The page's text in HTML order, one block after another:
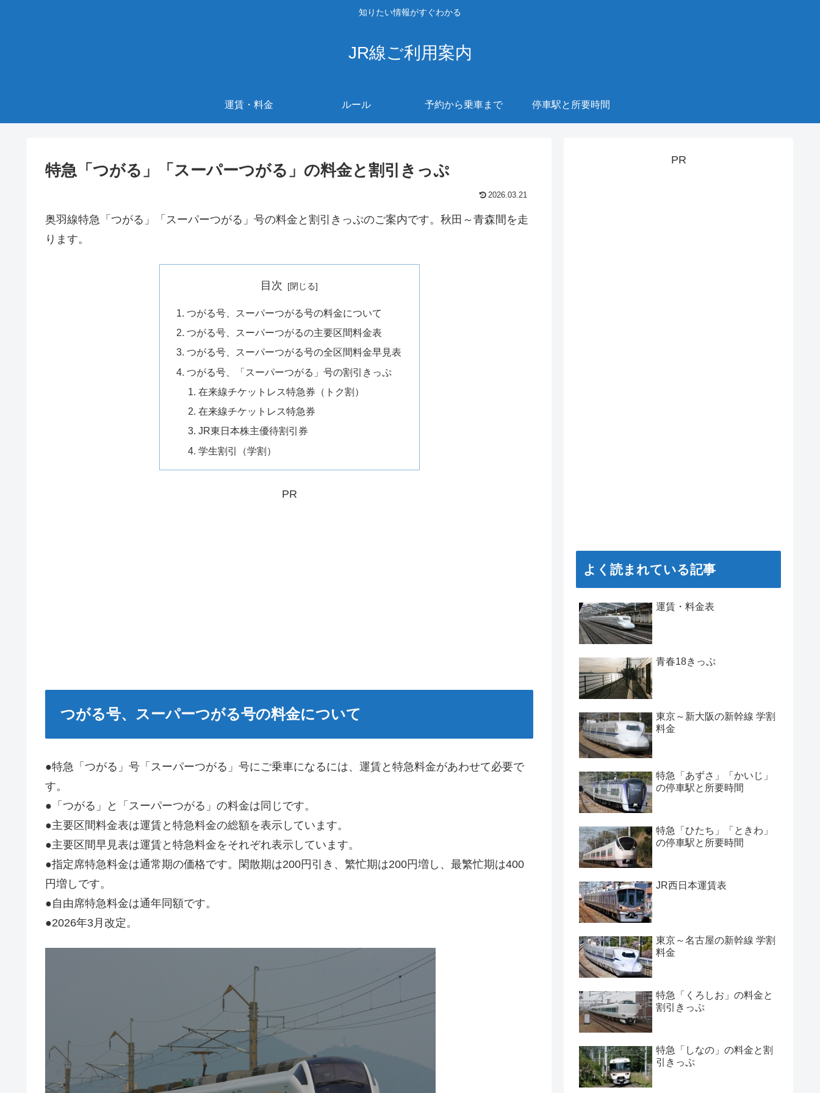
知りたい情報がすぐわかる
JR線ご利用案内
運賃・料金 ルール 予約から乗車まで 停車駅と所要時間
特急「つがる」「スーパーつがる」の料金と割引きっぷ
2026.03.21
奥羽線特急「つがる」「スーパーつがる」号の料金と割引きっぷのご案内です。秋田～青森間を走
ります。
目次
つがる号、スーパーつがる号の料金について
つがる号、スーパーつがるの主要区間料金表
つがる号、スーパーつがる号の全区間料金早見表
つがる号、「スーパーつがる」号の割引きっぷ
在来線チケットレス特急券（トク割）
在来線チケットレス特急券
JR東日本株主優待割引券
学生割引（学割）
PR
つがる号、スーパーつがる号の料金について
●特急「つがる」号「スーパーつがる」号にご乗車になるには、運賃と特急料金があわせて必要で
す。
●「つがる」と「スーパーつがる」の料金は同じです。
●主要区間料金表は運賃と特急料金の総額を表示しています。
●主要区間早見表は運賃と特急料金をそれぞれ表示しています。
●指定席特急料金は通常期の価格です。閑散期は200円引き、繁忙期は200円増し、最繁忙期は400
円増しです。
●自由席特急料金は通年同額です。
●2026年3月改定。
PR
よく読まれている記事
運賃・料金表
青春18きっぷ
東京～新大阪の新幹線 学割
料金
特急「あずさ」「かいじ」
の停車駅と所要時間
特急「ひたち」「ときわ」
の停車駅と所要時間
JR西日本運賃表
東京～名古屋の新幹線 学割
料金
特急「くろしお」の料金と
割引きっぷ
特急「しなの」の料金と割
引きっぷ